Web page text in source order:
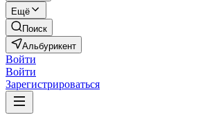
Ещё
Поиск
Альбурикент
Войти
Войти
Зарегистрироваться